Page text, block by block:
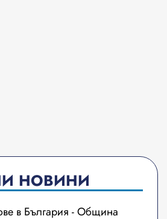
НОВИНИ
в България - Община